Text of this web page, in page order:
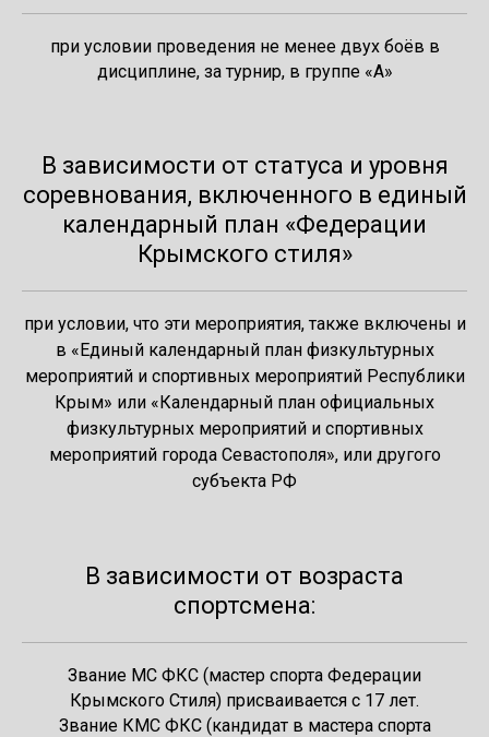
при условии проведения не менее двух боёв в
дисциплине, за турнир, в группе «А»
В зависимости от статуса и уровня
соревнования, включенного в единый
календарный план «Федерации
Крымского стиля»
при условии, что эти мероприятия, также включены и
в «Единый календарный план физкультурных
мероприятий и спортивных мероприятий Республики
Крым» или «Календарный план официальных
физкультурных мероприятий и спортивных
мероприятий города Севастополя», или другого
субъекта РФ
В зависимости от возраста
спортсмена:
Звание МС ФКС (мастер спорта Федерации
Крымского Стиля) присваивается с 17 лет.
Звание КМС ФКС(кандидат в мастера спорта